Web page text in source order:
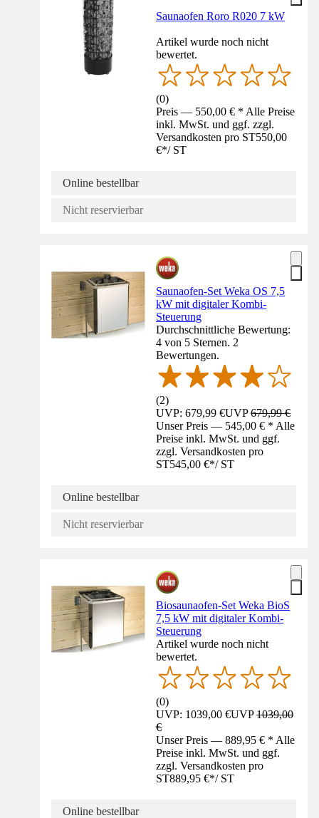
Saunaofen Roro R020 7 kW
Artikel wurde noch nicht
bewertet.
(0)
Preis — 550,00 € * Alle Preise
inkl. MwSt. und ggf. zzgl.
Versandkosten pro ST550,00
€*/ ST
Online bestellbar
Nicht reservierbar
Saunaofen-Set Weka OS 7,5
kW mit digitaler Kombi-
Steuerung
Durchschnittliche Bewertung:
4 von 5 Sternen. 2
Bewertungen.
(2)
UVP: 679,99 €UVP679,99 €
Unser Preis — 545,00 € * Alle
Preise inkl. MwSt. und ggf.
zzgl. Versandkosten pro
ST545,00 €*/ ST
Online bestellbar
Nicht reservierbar
Biosaunaofen-Set Weka BioS
7,5 kW mit digitaler Kombi-
Steuerung
Artikel wurde noch nicht
bewertet.
(0)
UVP: 1039,00 €UVP1039,00
€
Unser Preis — 889,95 € * Alle
Preise inkl. MwSt. und ggf.
zzgl. Versandkosten pro
ST889,95 €*/ ST
Online bestellbar